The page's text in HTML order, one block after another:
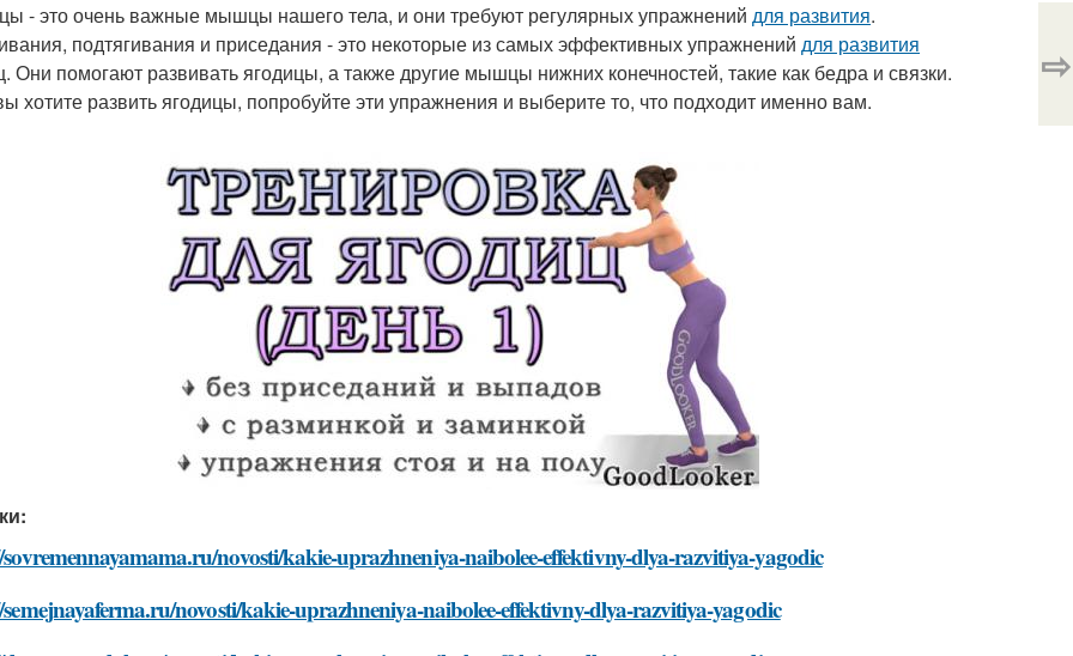
- это очень важные мышцы нашего тела, и они требуют регулярных упражнений для развития.
подтягивания и приседания - это некоторые из самых эффективных упражнений для развития
Они помогают развивать ягодицы, а также другие мышцы нижних конечностей, такие как бедра и связки.
хотите развить ягодицы, попробуйте эти упражнения и выберите то, что подходит именно вам.
novosti/kakie-uprazhneniya-naibolee-effektivny-dlya-razvitiya-yagodic
novosti/kakie-uprazhneniya-naibolee-effektivny-dlya-razvitiya-yagodic
⇨